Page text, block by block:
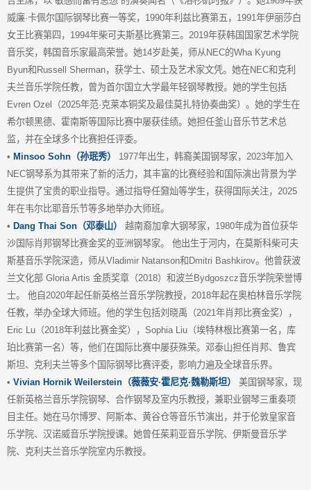
威廉·卡佩尔国际钢琴比赛一等奖，1990年利兹比赛第五，1991年伊丽莎白
女王比赛第四，1994年柴可夫斯基比赛第三。2019年获韩国国家艺术学院
音乐奖，韩国音乐家最高荣誉。她14岁赴美，师从NEC的Wha Kyung
Byun和Russell Sherman，获学士、硕士及艺术家文凭。她在NEC和克利
夫兰音乐学院任教，曾为首尔国立大学最年轻钢琴教授。她的学生包括
Evren Ozel（2025年范·克莱本铜奖及最佳莫扎特协奏曲奖）。她的学生在
希尔顿黑德、霍南斯等国际比赛中屡获佳绩。她担任釜山音乐节艺术总
监，并在全球多个比赛担任评委。
• Minsoo Sohn（孙珉秀）
1977年出生，韩裔美国钢琴家，2023年加入
NEC钢琴系为其带来了新的活力，其丰富的比赛经验和国际演出背景为学
生提供了宝贵的职业指导。通过指导任奫灿等学生，获得国际关注，2025
年在韦尔比耶音乐节等多地举办大师班。
• Dang Thai Son（邓泰山）
越南裔加拿大钢琴家，1980年成为首位获华
沙国际肖邦钢琴比赛金奖的亚洲钢琴家。 他出生于河内，在莫斯科柴可夫
斯基音乐学院深造，师从Vladimir Natanson和Dmitri Bashkirov。他曾获波
兰文化部 Gloria Artis 金质奖章（2018）和波兰Bydgoszcz音乐学院荣誉博
士。 他自2020年起任新英格兰音乐学院教授，2018年起在奥柏林音乐学院
任教，举办全球大师班。他的学生包括刘晓禹（2021年肖邦比赛金奖），
Eric Lu（2018年利兹比赛金奖），Sophia Liu（埃特林根比赛第一名，库
珀比赛第一名）等，他们在国际比赛中屡获殊荣。邓泰山担任肖邦、鲁宾
斯坦、克利夫兰等多个国际钢琴比赛评委，影响力遍及全球音乐界。
• Vivian Hornik Weilerstein（薇薇安·霍尼克·魏勒斯坦）
美国钢琴家，现
任新英格兰音乐学院钢琴、合作钢琴及室内乐教授，兼职业钢琴三重奏项
目主任。她在马尔博罗、阿斯本、黄谷仓等音乐节演出，并于伦敦皇家音
乐学院、汉诺威音乐学院授课。她曾任茱莉亚音乐学院、伊斯曼音乐学
院、克利夫兰音乐学院室内乐教授。